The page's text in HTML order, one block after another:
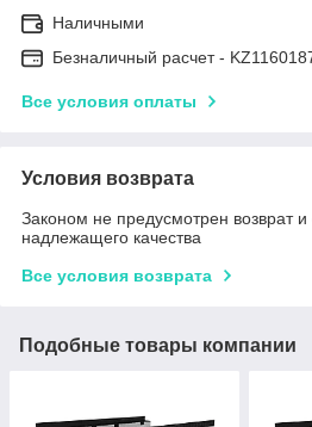
Наличными
Безналичный расчет -
Все условия оплаты
Условия возврата
Законом не предусмотрен возврат
надлежащего качества
Все условия возврата
Подобные товары компании